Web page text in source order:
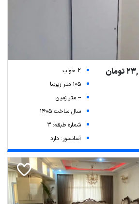
2 خواب
105 متر زیربنا
-- متر زمین
سال ساخت 1405
شماره طبقه: 3
آسانسور: دارد